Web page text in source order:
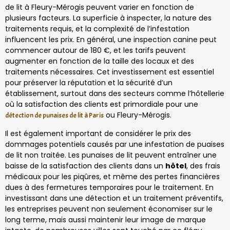
de lit à Fleury-Mérogis peuvent varier en fonction de
plusieurs facteurs. La superficie à inspecter, la nature des
traitements requis, et la complexité de l’infestation
influencent les prix. En général, une inspection canine peut
commencer autour de 180 €, et les tarifs peuvent
augmenter en fonction de la taille des locaux et des
traitements nécessaires. Cet investissement est essentiel
pour préserver la réputation et la sécurité d’un
établissement, surtout dans des secteurs comme l’hôtellerie
où la satisfaction des clients est primordiale pour une
détection de punaises de lit à Paris ou Fleury-Mérogis.
Il est également important de considérer le prix des
dommages potentiels causés par une infestation de puaises
de lit non traitée. Les punaises de lit peuvent entraîner une
baisse de la satisfaction des clients dans un hôtel, des frais
médicaux pour les piqûres, et même des pertes financières
dues à des fermetures temporaires pour le traitement. En
investissant dans une détection et un traitement préventifs,
les entreprises peuvent non seulement économiser sur le
long terme, mais aussi maintenir leur image de marque